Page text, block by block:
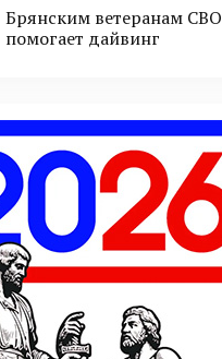
Брянским ветеранам СВО
помогает дайвинг